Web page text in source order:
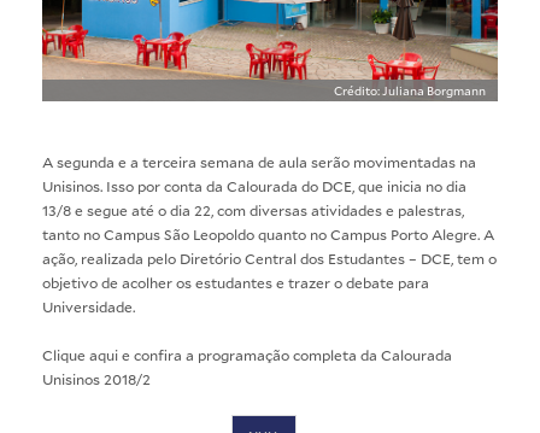
Crédito: Juliana Borgmann
A segunda e a terceira semana de aula serão movimentadas na
Unisinos. Isso por conta da Calourada do DCE, que inicia no dia
13/8 e segue até o dia 22, com diversas atividades e palestras,
tanto no Campus São Leopoldo quanto no Campus Porto Alegre. A
ação, realizada pelo Diretório Central dos Estudantes – DCE, tem o
objetivo de acolher os estudantes e trazer o debate para
Universidade.
Clique aquie confira a programação completa da Calourada
Unisinos 2018/2